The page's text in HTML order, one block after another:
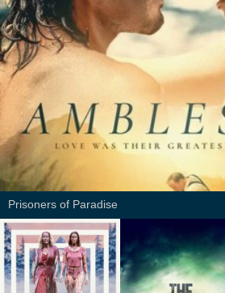
Prisoners of Paradise